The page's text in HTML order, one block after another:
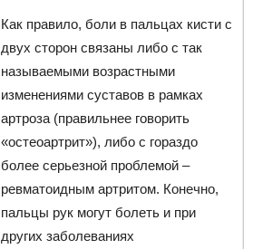
Как правило, боли в пальцах кисти с
двух сторон связаны либо с так
называемыми возрастными
изменениями суставов в рамках
артроза (правильнее говорить
«остеоартрит»), либо с гораздо
более серьезной проблемой –
ревматоидным артритом. Конечно,
пальцы рук могут болеть и при
других заболеваниях